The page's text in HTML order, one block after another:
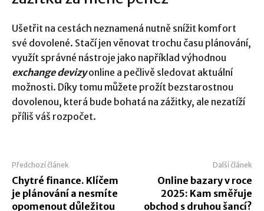
Ušetřit na cestách neznamená nutně snížit komfort
své dovolené. Stačí jen věnovat trochu času plánování,
využít správné nástroje jako například výhodnou
exchange devizyonline a pečlivě sledovat aktuální
možnosti. Díky tomu můžete prožít bezstarostnou
dovolenou, která bude bohatá na zážitky, ale nezatíží
příliš váš rozpočet.
Předchozí článek
Chytré finance. Klíčem
je plánování a nesmíte
opomenout důležitou
Další článek
Online bazary v roce
2025: Kam směřuje
obchod s druhou šancí?